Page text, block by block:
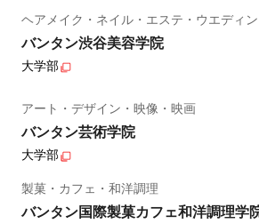
ヘアメイク・ネイル・エステ・ウエディ
バンタン渋谷美容学院
大学部
アート・デザイン・映像・映画
バンタン芸術学院
大学部
製菓・カフェ・和洋調理
バンタン国際製菓カフェ和洋調理学